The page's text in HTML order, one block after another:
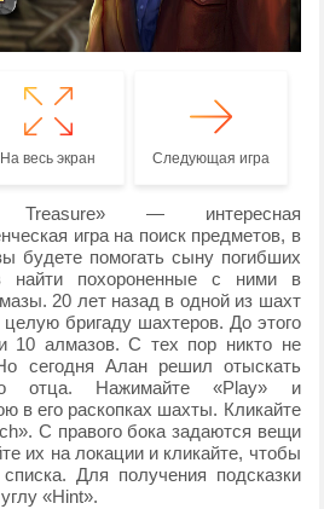
На весь экран Следующая игра
Treasure» — интересная
игра на поиск предметов, в
будете помогать сыну погибших
найти похороненные с ними в
20 лет назад в одной из шахт
целую бригаду шахтеров. До этого
10 алмазов. С тех пор никто не
сегодня Алан решил отыскать
отца. Нажимайте «Play» и
в его раскопках шахты. Кликайте
С правого бока задаются вещи
их на локации и кликайте, чтобы
Для получения подсказки
«Hint».